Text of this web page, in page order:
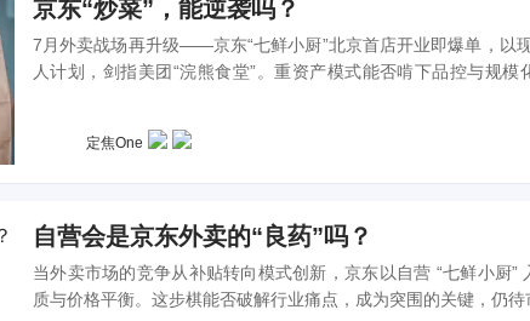
京东“炒菜”，能逆袭吗？
7月外卖战场再升级——京东“七鲜小厨”北京首店开业即爆单，以
人计划，剑指美团“浣熊食堂”。重资产模式能否啃下品控与规模
定焦One
自营会是京东外卖的“良药”吗？
当外卖市场的竞争从补贴转向模式创新，京东以自营 “七鲜小厨”
质与价格平衡。这步棋能否破解行业痛点，成为突围的关键，仍待